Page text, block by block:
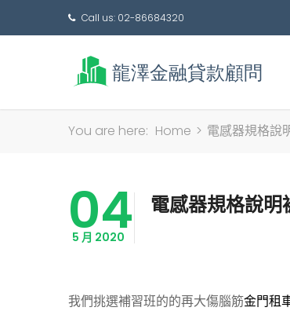
Call us: 02-86684320
You are here: Home > 電感器規格說
04
5 月 2020
電感器規格說
我們挑選補習班的的再大傷腦筋金門租